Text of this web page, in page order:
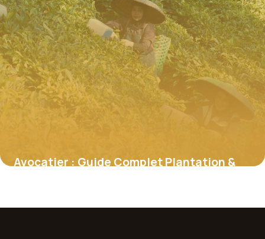
Avocatier : Guide Complet Plantation &